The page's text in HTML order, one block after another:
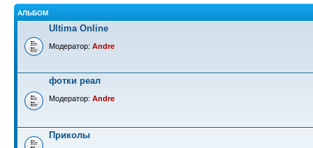
АЛЬБОМ
Ultima Online
Модератор: Andre
фотки реал
Модератор: Andre
Приколы